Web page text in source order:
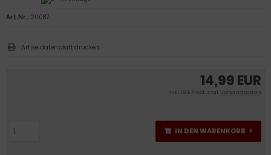
14,99 EUR
inkl. 19 % MwSt. zzgl.Versandkosten
IN DEN WARENKORB
Art.Nr.: 20087
Artikeldatenblatt drucken